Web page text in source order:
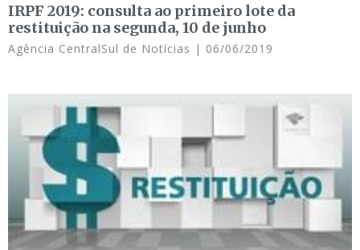
IRPF 2019: consulta ao primeiro lote da
restituição na segunda, 10 de junho
Agência CentralSul de Notícias 06/06/2019